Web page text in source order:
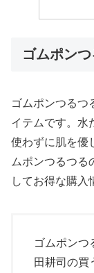
ゴムポン
ゴムポンつるつ
イテムです。水
使わずに肌を優
ムポンつるつる
してお得な購入
ゴムポンつ
田耕司の買